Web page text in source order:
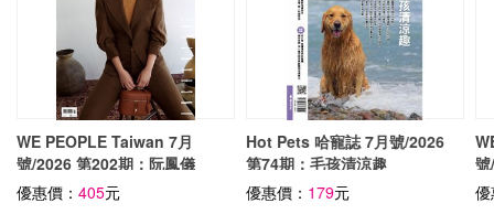
WE PEOPLE Taiwan 7月
號/2026 第202期：阮鳳儀
優惠價： 405元
Hot Pets 哈寵誌 7月號/2026
第74期：毛孩清涼趣
優惠價： 179元